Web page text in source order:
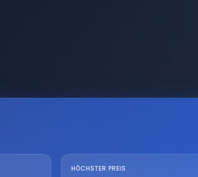
HÖCHSTER PREIS